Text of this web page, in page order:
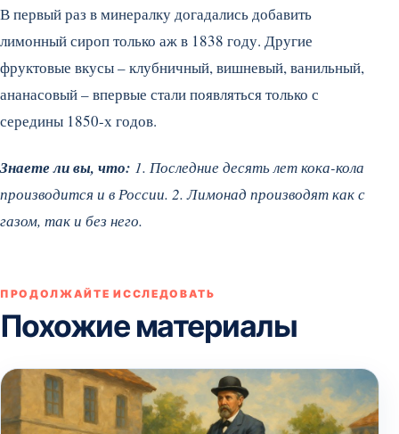
В первый раз в минералку догадались добавить
лимонный сироп только аж в 1838 году. Другие
фруктовые вкусы – клубничный, вишневый, ванильный,
ананасовый – впервые стали появляться только с
середины 1850-х годов.
Знаете ли вы, что: 1. Последние десять лет кока-кола
производится и в России. 2. Лимонад производят как с
газом, так и без него.
ПРОДОЛЖАЙТЕ ИССЛЕДОВАТЬ
Похожие материалы